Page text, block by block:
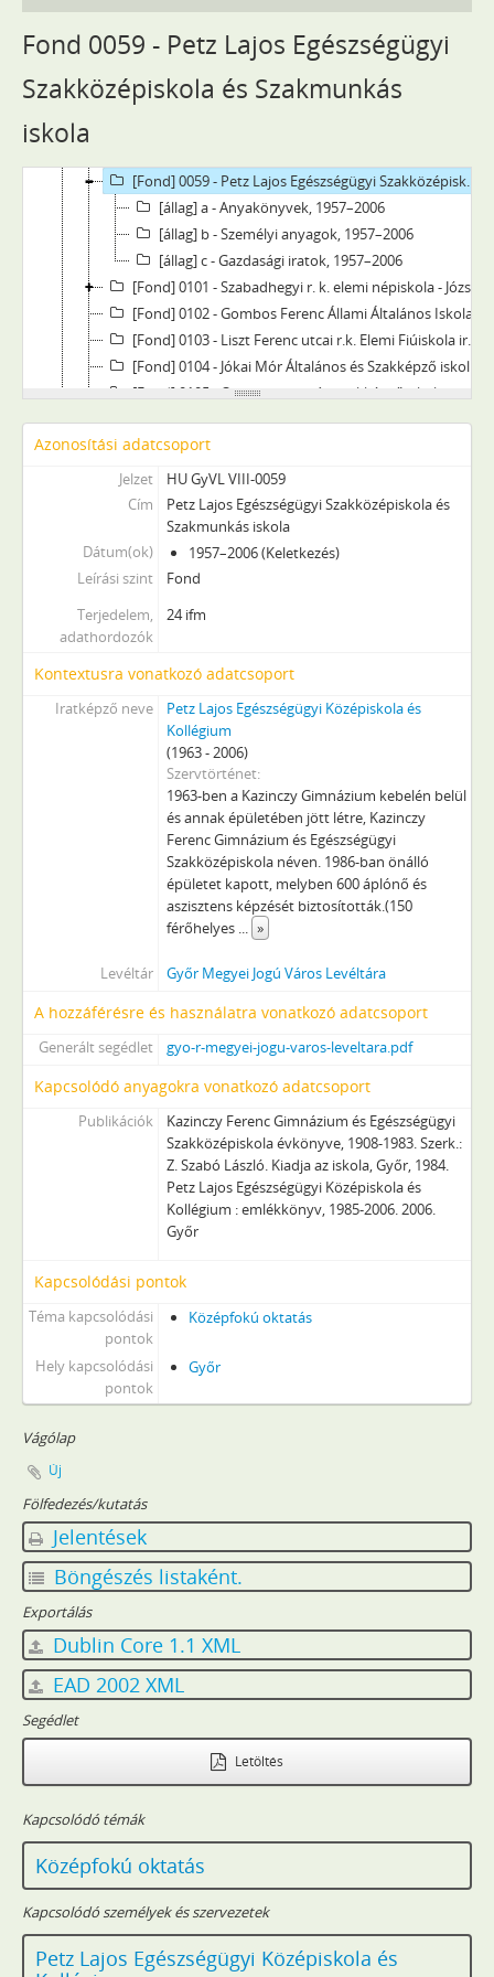
Fond 0059 - Petz Lajos Egészségügyi
Szakközépiskola és Szakmunkás
iskola
[Fond] 0052 - A Győri Állami Leánygimnázium iratai, 1908–1950
[Fond] 0053 - Győri Állami Révai Miklós Főreáliskola iratai, 1861–1949
[Fond] 0055 - R.k. Tanítóképző Intézet iratai, 1878–1940
[Fond] 0059 - Petz Lajos Egészségügyi Szakközépiskola és Szakmunkás iskola, 1957–2006
[állag] a - Anyakönyvek, 1957–2006
[állag] b - Személyi anyagok, 1957–2006
[állag] c - Gazdasági iratok, 1957–2006
[Fond] 0101 - Szabadhegyi r. k. elemi népiskola - József Attila (Szabadhegy) Állami általános iskola iratai, 1893–1997
[Fond] 0102 - Gombos Ferenc Állami Általános Iskola iratai, 1948–1993
[Fond] 0103 - Liszt Ferenc utcai r.k. Elemi Fiúiskola iratai, 1945–1948
[Fond] 0104 - Jókai Mór Általános és Szakképző iskola iratai, 1980–2013
[Fond] 0105 - Qvantum magán szakképző iskola iratai, 1990–2013
[Fond] 0301 - Szt. Orsolyita-rendi Ipari Leányközépiskola anyakönyvei, 1923–1952
[Fond] 0302 - Győri Magyar Állami Textilipari Szakiskola anyakönyvei, 1933–1947
[Fond] 0303 - Lukács Sándor Szakmunkásképző Iskola, 1950–1975
[Fond] 0300 - Kossuth Lajos Ipari Szakképző Iskola, Kollégium és Felnőttek Középiskolája iratai, 1949–1957
[Fond] 0601 - Győri Szombathelyi Szövő tanfolyam anyakönyvei, 1927–1947
[Fond] 0751 - Győr Városi Televízió iratai, 1985–1991
[Fond] 0752 - Petőfi Sándor Városi Művelődési Központ iratai, 1973–1995
[Fond] 0753 - A levéltár ügyviteli iratai, 1993–2010
[Fond] 0754 - Győr Városi Sport Igazgatóság iratai, 1971–2013
[fondfőcsoport] X - Egyesületek, pártok, 1827–2015
[fondfőcsoport] XI - Gazdasági szervek, 1939–1945
[fondfőcsoport] XIV - Személyek, 1959–1994
[fondfőcsoport] XV - Gyűjtemények, 1322–2016
[fondfőcsoport] XVI - A Népköztársaság és a Tanácsköztársaság forradalmi szervei, 1919
[fondfőcsoport] XXIII - Tanácsok, 1950–1990
[fondfőcsoport] XXIX - Vállalatok, 1958–1997
[fondfőcsoport] XXXIII - Külön intézkedéssel levéltárba utalt iratok, 1895–2010
[fondfőcsoport] XXXVII - Megyei jogú városi önkormányzat, 1990–1995
Azonosítási adatcsoport
Jelzet
HU GyVL VIII-0059
Cím
Petz Lajos Egészségügyi Szakközépiskola és
Szakmunkás iskola
Dátum(ok)
1957–2006 (Keletkezés)
Leírási szint
Fond
Terjedelem,
adathordozók
24 ifm
Kontextusra vonatkozó adatcsoport
Iratképző neve
Petz Lajos Egészségügyi Középiskola és
Kollégium
(1963 - 2006)
Szervtörténet
1963-ben a Kazinczy Gimnázium kebelén belül
és annak épületében jött létre, Kazinczy
Ferenc Gimnázium és Egészségügyi
Szakközépiskola néven. 1986-ban önálló
épületet kapott, melyben 600 áplónő és
aszisztens képzését biztosították.(150
férőhelyes ... »
Levéltár Győr Megyei Jogú Város Levéltára
A hozzáférésre és használatra vonatkozó adatcsoport
Generált segédlet gyo-r-megyei-jogu-varos-leveltara.pdf
Kapcsolódó anyagokra vonatkozó adatcsoport
Publikációk
Kazinczy Ferenc Gimnázium és Egészségügyi
Szakközépiskola évkönyve, 1908-1983. Szerk.:
Z. Szabó László. Kiadja az iskola, Győr, 1984.
Petz Lajos Egészségügyi Középiskola és
Kollégium : emlékkönyv, 1985-2006. 2006.
Győr
Kapcsolódási pontok
Téma kapcsolódási
pontok
Középfokú oktatás
Hely kapcsolódási
pontok
Győr
Vágólap
Új
Fölfedezés/kutatás
Jelentések
Böngészés listaként.
Exportálás
Dublin Core 1.1 XML
EAD 2002 XML
Segédlet
Letöltés
Kapcsolódó témák
Középfokú oktatás
Kapcsolódó személyek és szervezetek
Petz Lajos Egészségügyi Középiskola és